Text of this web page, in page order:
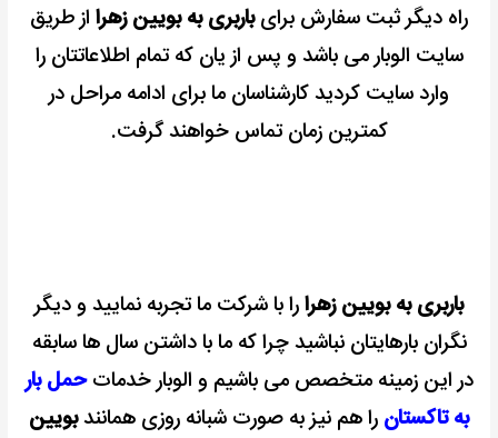
راه دیگر ثبت سفارش برایباربری به بویین زهرا از طریق
سایت الوبار می باشد و پس از یان که تمام اطلاعاتتان را
وارد سایت کردید کارشناسان ما برای ادامه مراحل در
کمترین زمان تماس خواهند گرفت.
باربری به بویین زهرارا با شرکت ما تجربه نمایید و دیگر
نگران بارهایتان نباشید چرا که ما با داشتن سال ها سابقه
در این زمینه متخصص می باشیم و الوبار خدماتحمل بار
به تاکستان را هم نیز به صورت شبانه روزی همانندبویین